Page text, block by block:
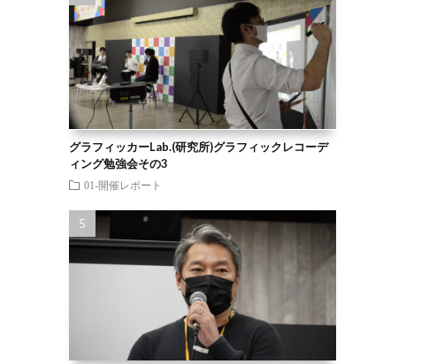
グラフィッカーLab.(研究所)グラフィックレコーデ
ィング勉強会その3
01-開催レポート